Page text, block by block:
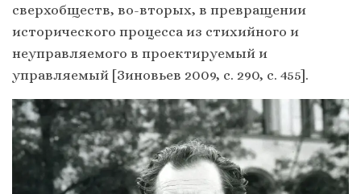
сверхобществ, во-вторых, в превращении
исторического процесса из стихийного и
неуправляемого в проектируемый и
управляемый [Зиновьев 2009, с. 290, с. 455].